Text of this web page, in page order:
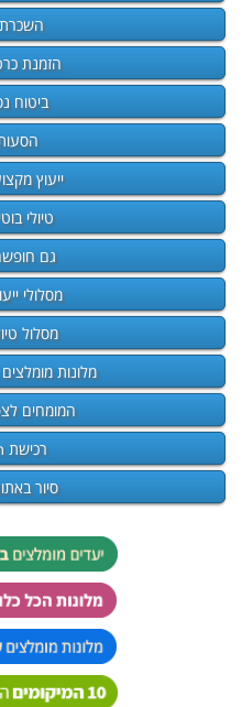
השכרת
הזמנת
ביטוח
הסעות
ייעוץ
טיולי
גם
מסלולי
מסלול
מלונות
המומחים
רכישת Esim ביוון
סיור